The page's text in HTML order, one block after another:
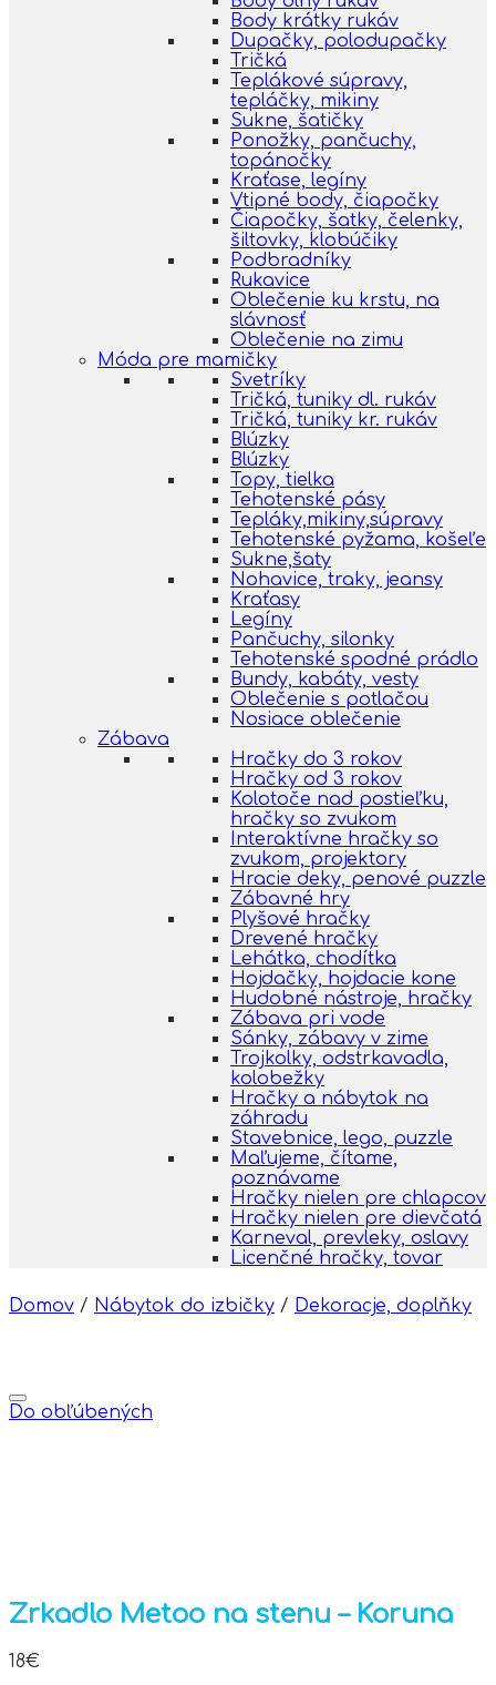
Body krátky rukáv
Dupačky, polodupačky
Tričká
Teplákové súpravy,
tepláčky, mikiny
Sukne, šatičky
Ponožky, pančuchy,
topánočky
Kraťase, legíny
Vtipné body, čiapočky
Čiapočky, šatky, čelenky,
šiltovky, klobúčiky
Podbradníky
Rukavice
Oblečenie ku krstu, na
slávnosť
Oblečenie na zimu
Móda pre mamičky
Svetríky
Tričká, tuniky dl. rukáv
Tričká, tuniky kr. rukáv
Blúzky
Blúzky
Topy, tielka
Tehotenské pásy
Tepláky,mikiny,súpravy
Tehotenské pyžama, košeľe
Sukne,šaty
Nohavice, traky, jeansy
Kraťasy
Legíny
Pančuchy, silonky
Tehotenské spodné prádlo
Bundy, kabáty, vesty
Oblečenie s potlačou
Nosiace oblečenie
Zábava
Hračky do 3 rokov
Hračky od 3 rokov
Kolotoče nad postieľku,
hračky so zvukom
Interaktívne hračky so
zvukom, projektory
Hracie deky, penové puzzle
Zábavné hry
Plyšové hračky
Drevené hračky
Lehátka, chodítka
Hojdačky, hojdacie kone
Hudobné nástroje, hračky
Zábava pri vode
Sánky, zábavy v zime
Trojkolky, odstrkavadla,
kolobežky
Hračky a nábytok na
záhradu
Stavebnice, lego, puzzle
Maľujeme, čítame,
poznávame
Hračky nielen pre chlapcov
Hračky nielen pre dievčatá
Karneval, prevleky, oslavy
Licenčné hračky, tovar
Domov / Nábytok do izbičky / Dekoracje, doplňky
Do obľúbených
Zrkadlo Metoo na stenu – Koruna
18€